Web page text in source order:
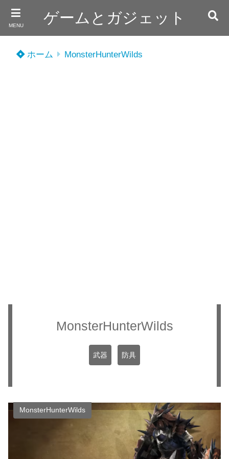
MENU ゲームとガジェット
ホーム MonsterHunterWilds
MonsterHunterWilds
武器 防具
MonsterHunterWilds